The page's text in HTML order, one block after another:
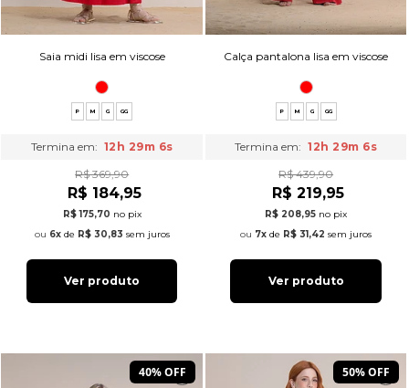
Saia midi lisa em viscose
P M G GG
Termina em: 12h 29m 5s
R$ 369,90
R$ 184,95
R$ 175,70 no pix
6xde R$ 30,83 sem juros
Ver produto
Calça pantalona lisa em viscose
P M G GG
Termina em: 12h 29m 5s
R$ 439,90
R$ 219,95
R$ 208,95 no pix
7x de R$ 31,42 sem juros
Ver produto
40% OFF 50% OFF